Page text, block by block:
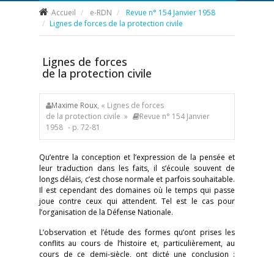
Accueil e-RDN
Revue n° 154 Janvier 1958
Lignes de forces de la protection civile
Lignes de forces
de la protection civile
Maxime Roux, « Lignes de forces
de la protection civile »
Revue n° 154 Janvier
1958 - p. 72-81
Qu’entre la conception et l’expression de la pensée et
leur traduction dans les faits, il s’écoule souvent de
longs délais, c’est chose normale et parfois souhaitable.
Il est cependant des domaines où le temps qui passe
joue contre ceux qui attendent. Tel est le cas pour
l’organisation de la Défense Nationale.
L’observation et l’étude des formes qu’ont prises les
conflits au cours de l’histoire et, particulièrement, au
cours de ce demi-siècle, ont dicté une conclusion :